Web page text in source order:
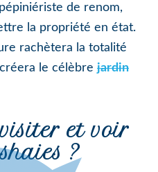
de renom,
la propriété en état.
rachètera la totalité
le célèbre jardin
et voir
?